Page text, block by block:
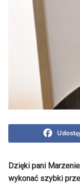
Dzięki pani
wykonać szybki